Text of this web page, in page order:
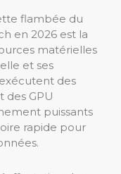
flambée du
en 2026 est la
matérielles
et ses
des
des GPU
puissants
rapide pour